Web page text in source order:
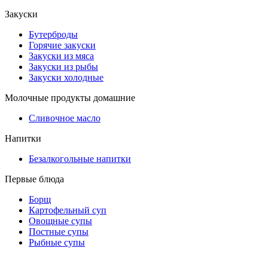
Закуски
Бутерброды
Горячие закуски
Закуски из мяса
Закуски из рыбы
Закуски холодные
Молочные продукты домашние
Сливочное масло
Напитки
Безалкогольные напитки
Первые блюда
Борщ
Картофельный суп
Овощные супы
Постные супы
Рыбные супы